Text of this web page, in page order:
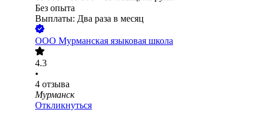
Без опыта
Выплаты: Два раза в месяц
ООО Мурманская языковая школа
4.3
•
4 отзыва
Мурманск
Откликнуться